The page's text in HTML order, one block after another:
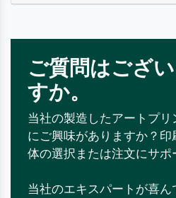
ご質問はござい
すか。
当社の製造したアートプリ
にご興味がありますか？印
体の選択または注文にサポ
当社のエキスパートが喜